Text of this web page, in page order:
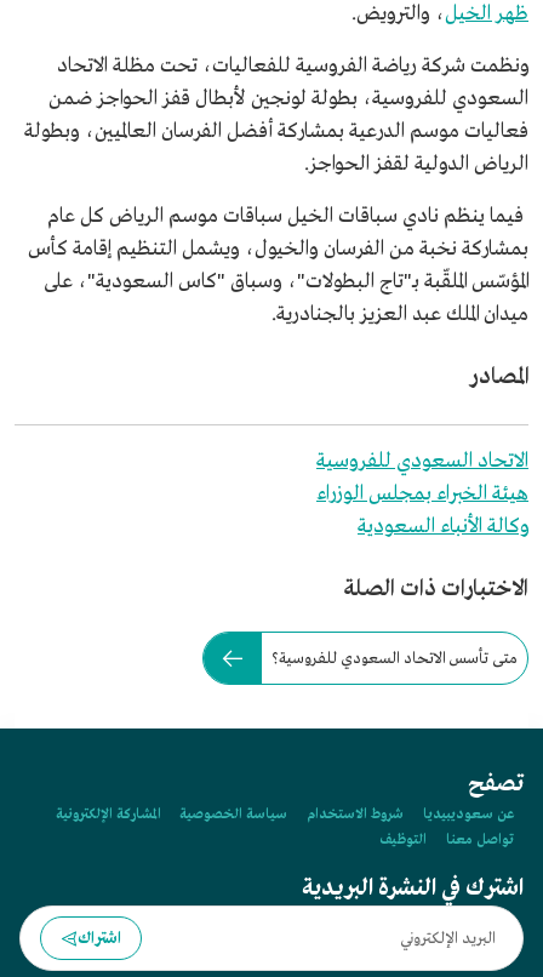
ظهر الخيل، والترويض.
ونظمت شركة رياضة الفروسية للفعاليات، تحت مظلة الاتحاد
السعودي للفروسية، بطولة لونجين لأبطال قفز الحواجز ضمن
فعاليات موسم الدرعية بمشاركة أفضل الفرسان العالميين، وبطولة
الرياض الدولية لقفز الحواجز.
فيما ينظم نادي سباقات الخيل سباقات موسم الرياض كل عام
بمشاركة نخبة من الفرسان والخيول، ويشمل التنظيم إقامة كأس
المؤسّس الملقّبة بـ"تاج البطولات"، وسباق "كاس السعودية"، على
ميدان الملك عبد العزيز بالجنادرية.
المصادر
الاتحاد السعودي للفروسية
هيئة الخبراء بمجلس الوزراء
وكالة الأنباء السعودية
الاختبارات ذات الصلة
متى تأسس الاتحاد السعودي للفروسية؟
تصفح
عن سعوديبيديا شروط الاستخدام سياسة الخصوصية
المشاركة الإلكترونية
تواصل معنا
التوظيف
اشترك في النشرة البريدية
اشتراك